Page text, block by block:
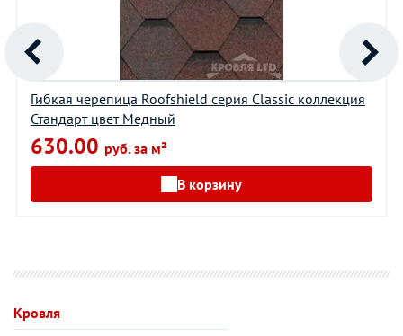
Гибкая черепица Roofshield серия Classic коллекция
Стандарт цвет Медный
630.00 руб. за м²
В корзину
Кровля